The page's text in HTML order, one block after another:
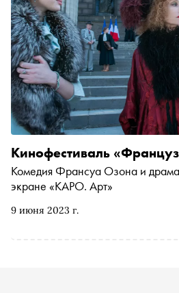
9 июня 2023 г.
Кинофестиваль
Комедия Франсуа Озона и
экране «КАРО. Арт»